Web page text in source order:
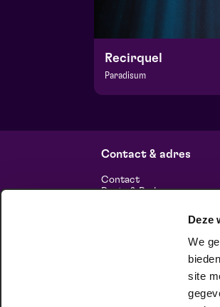
Deze
We
site
Recirquel
Paradisum
wo 18 november 2026 | 20:15
Contact & adres
Contact
Route & Parkeren
Duurzaam ondernemen